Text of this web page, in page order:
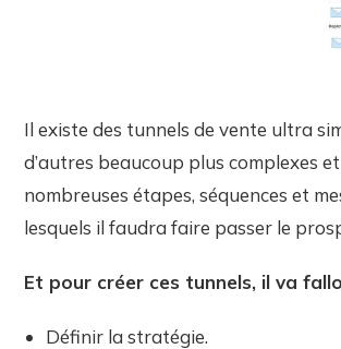
Il existe des tunnels de vente ultra
d’autres beaucoup plus complexes
nombreuses étapes, séquences et
lesquels il faudra faire passer le
Et pour créer ces tunnels, il va
Définir la stratégie.